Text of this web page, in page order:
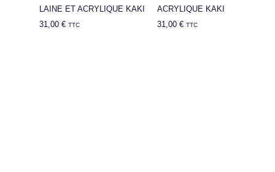
LAINE ET ACRYLIQUE KAKI
31,00 € TTC
ACRYLIQUE KAKI
31,00 € TTC